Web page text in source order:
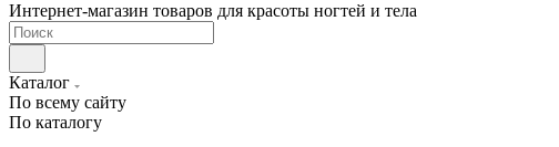
Интернет-магазин товаров для красоты ногтей и тела
Каталог
По всему сайту
По каталогу